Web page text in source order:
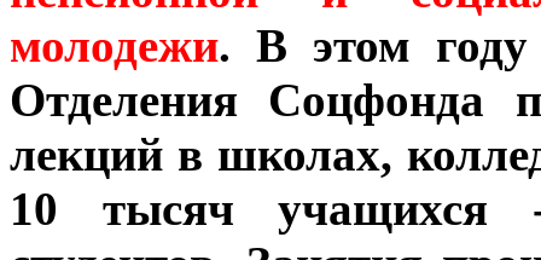
молодежи. В этом году
Отделения Соцфонда
лекций в школах,
10 тысяч учащихся